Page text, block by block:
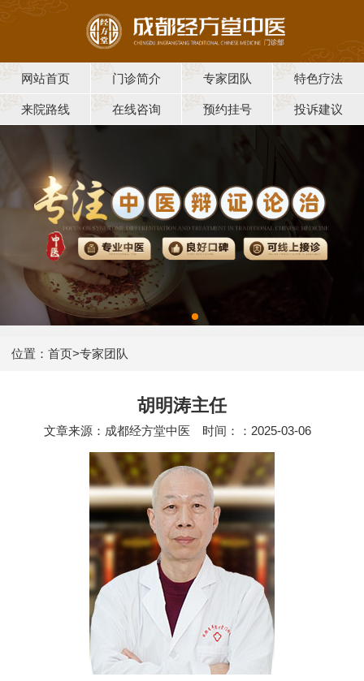
网站首页 门诊简介 专家团队 特色疗法
来院路线 在线咨询 预约挂号 投诉建议
位置： 首页>专家团队
胡明涛主任
文章来源：成都经方堂中医 时间：：2025-03-06